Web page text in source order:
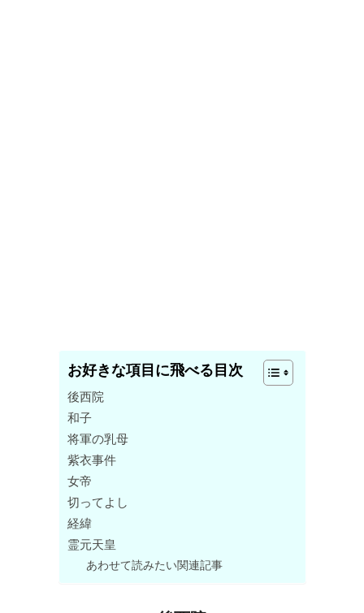
お好きな項目に飛べる目次
後西院
和子
将軍の乳母
紫衣事件
女帝
切ってよし
経緯
霊元天皇
あわせて読みたい関連記事